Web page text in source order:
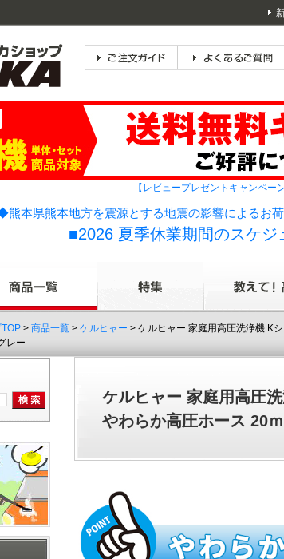
【レビュープレゼントキャンペー
熊本県熊本地方を震源とする地震の影響によるお
■2026 夏季休業期間のスケジ
> 商品一覧 > ケルヒャー > ケルヒャー 家庭用高圧洗浄機 K
レー
ケルヒャー 家庭用高圧
やわらか高圧ホース 20